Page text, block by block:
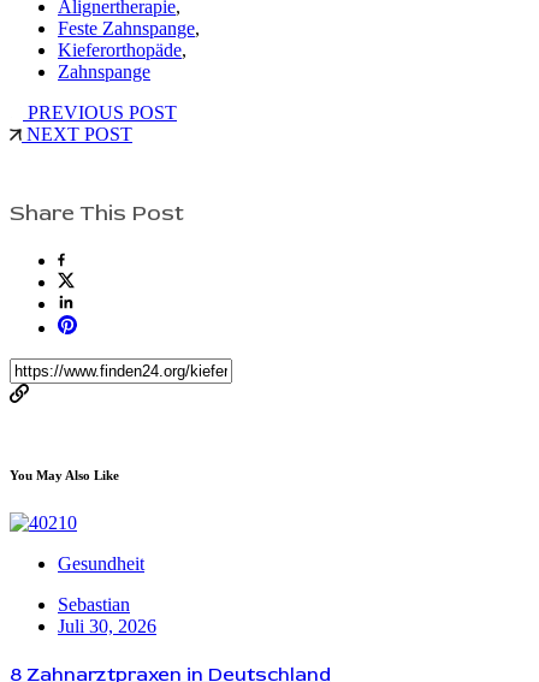
Alignertherapie,
Feste Zahnspange,
Kieferorthopäde,
Zahnspange
PREVIOUS POST
NEXT POST
Share This Post
You May Also Like
Gesundheit
Sebastian
Juli 30, 2026
8 Zahnarztpraxen in Deutschland